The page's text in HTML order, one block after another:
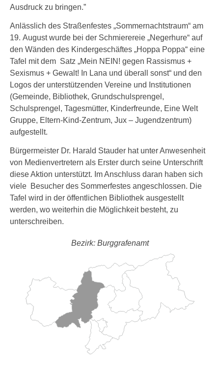
Ausdruck zu bringen.”
Anlässlich des Straßenfestes „Sommernachtstraum“ am
19. August wurde bei der Schmierereie „Negerhure“ auf
den Wänden des Kindergeschäftes „Hoppa Poppa“ eine
Tafel mit dem Satz „Mein NEIN! gegen Rassismus +
Sexismus + Gewalt! In Lana und überall sonst“ und den
Logos der unterstützenden Vereine und Institutionen
(Gemeinde, Bibliothek, Grundschulsprengel,
Schulsprengel, Tagesmütter, Kinderfreunde, Eine Welt
Gruppe, Eltern-Kind-Zentrum, Jux – Jugendzentrum)
aufgestellt.
Bürgermeister Dr. Harald Stauder hat unter Anwesenheit
von Medienvertretern als Erster durch seine Unterschrift
diese Aktion unterstützt. Im Anschluss daran haben sich
viele Besucher des Sommerfestes angeschlossen. Die
Tafel wird in der öffentlichen Bibliothek ausgestellt
werden, wo weiterhin die Möglichkeit besteht, zu
unterschreiben.
Bezirk: Burggrafenamt